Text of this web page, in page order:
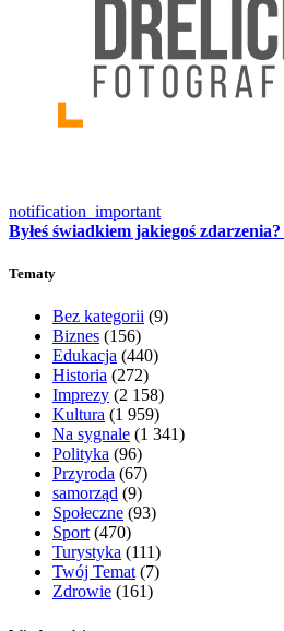
notification_important
Byłeś świadkiem jakiegoś zdarzenia?
Tematy
Bez kategorii (9)
Biznes (156)
Edukacja (440)
Historia (272)
Imprezy (2 158)
Kultura (1 959)
Na sygnale (1 341)
Polityka (96)
Przyroda (67)
samorząd (9)
Społeczne (93)
Sport (470)
Turystyka (111)
Twój Temat (7)
Zdrowie (161)